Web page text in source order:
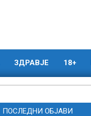
ЗДРАВЈЕ 18+
ПОСЛЕДНИ ОБЈАВИ